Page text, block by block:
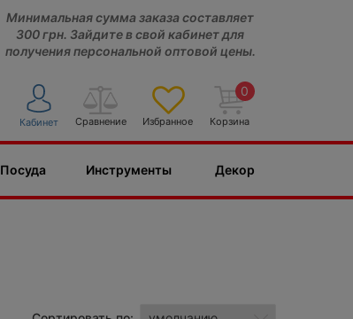
Минимальная сумма заказа составляет
300 грн. Зайдите в свой кабинет для
получения персональной оптовой цены.
0
Корзина
Избранное
Сравнение
Кабинет
Посуда Инструменты Декор